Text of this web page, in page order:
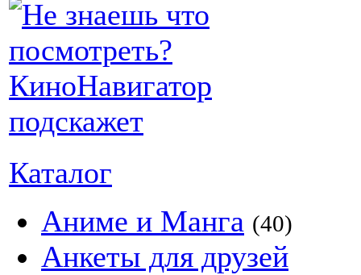
Каталог
Аниме и Манга (40)
Анкеты для друзей